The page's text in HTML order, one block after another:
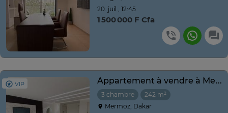
20. juil., 12:45
1 500 000 F Cfa
VIP Appartement à vendre à Mermoz Dakar – Dernier étage
3 chambre
242 m²
Mermoz, Dakar